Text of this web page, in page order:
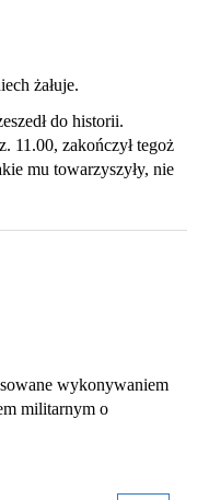
żałuje.
do historii.
11.00, zakończył tegoż
mu towarzyszyły, nie
wykonywaniem
militarnym o